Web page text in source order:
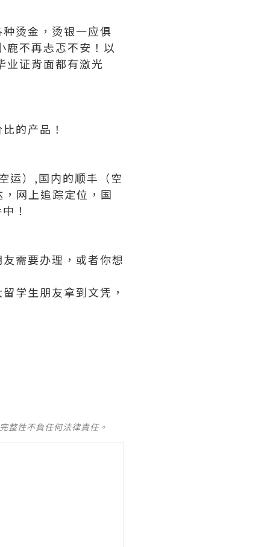
烫金，烫银一应俱
鹿不再忐忑不安！以
业证背面都有激光
的产品！
运）,国内的顺丰（空
网上追踪定位，国
！
需要办理，或者你想
学生朋友拿到文凭，
整性不負任何法律責任。